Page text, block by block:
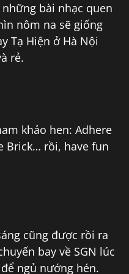
bài nhạc quen
nôm na sẽ giống
Tạ Hiện ở Hà Nội
rẻ.
khảo hen: Adhere
Brick… rồi, have fun
cũng được rồi ra
bay về SGN lúc
ngủ nướng hén.